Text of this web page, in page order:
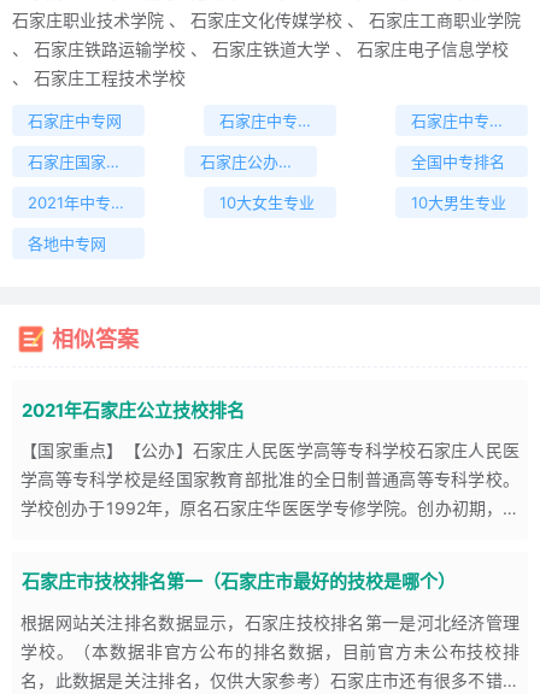
河北省交通职业技术学校（原省交通技工学校）成立于1978年。河
北省交通电视中等专业学校成立于1985年。两校合属办公，一套人马
两块牌子，隶属交通厅。学校占地面积80余亩，建筑面积3.5万平方
标准”的省属全日制国家级重点职业技术学校。学校坐落于省会石家庄
近郊藁城市区，校园占地面积130亩，其中校外训练场占地50亩，校
校）
2019年7月由原石家庄市职业技术教育中心、石家庄市机械技工学校
中等职业教育国家改革发展示范学校、国家级重点职业学校、国家级
重点技工学校，是全国首批职业院校数字校园建设实验校、国家首批
示范职业技能鉴定所、国家技能型
石家庄职业技术学院 、 石家庄文化传媒学校 、 石家庄工商职业学院
、 石家庄铁路运输学校 、 石家庄铁道大学 、 石家庄电子信息学校
、 石家庄工程技术学校
石家庄中专网 石家庄中专排名 石家庄中专招生
石家庄国家重点中专 石家庄公办中专 全国中专排名
2021年中专招生信息 10大女生专业 10大男生专业
各地中专网
相似答案
2021年石家庄公立技校排名
【国家重点】【公办】石家庄人民医学高等专科学校石家庄人民医
学高等专科学校是经国家教育部批准的全日制普通高等专科学校。
学校创办于1992年，原名石家庄华医医学专修学院。创办初期，主
石家庄市技校排名第一（石家庄市最好的技校是哪个）
根据网站关注排名数据显示，石家庄技校排名第一是河北经济管理
学校。（本数据非官方公布的排名数据，目前官方未公布技校排
名，此数据是关注排名，仅供大家参考）石家庄市还有很多不错的